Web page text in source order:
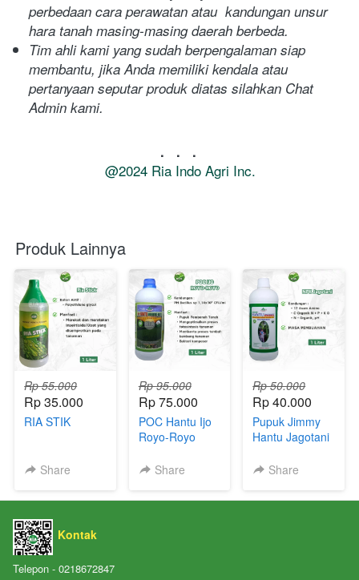
perbedaan cara perawatan atau  kandungan unsur
hara tanah masing-masing daerah berbeda.
Tim ahli kami yang sudah berpengalaman siap
membantu, jika Anda memiliki kendala atau
pertanyaan seputar produk diatas silahkan Chat
Admin kami.
.   .   .
@2024 Ria Indo Agri Inc.
Produk Lainnya
Rp 55.000
Rp 35.000
RIA STIK
Share
Rp 95.000
Rp 75.000
POC Hantu Ijo
Royo-Royo
Share
Rp 50.000
Rp 40.000
Pupuk Jimmy
Hantu Jagotani
Share
Kontak
Telepon - 0218672847